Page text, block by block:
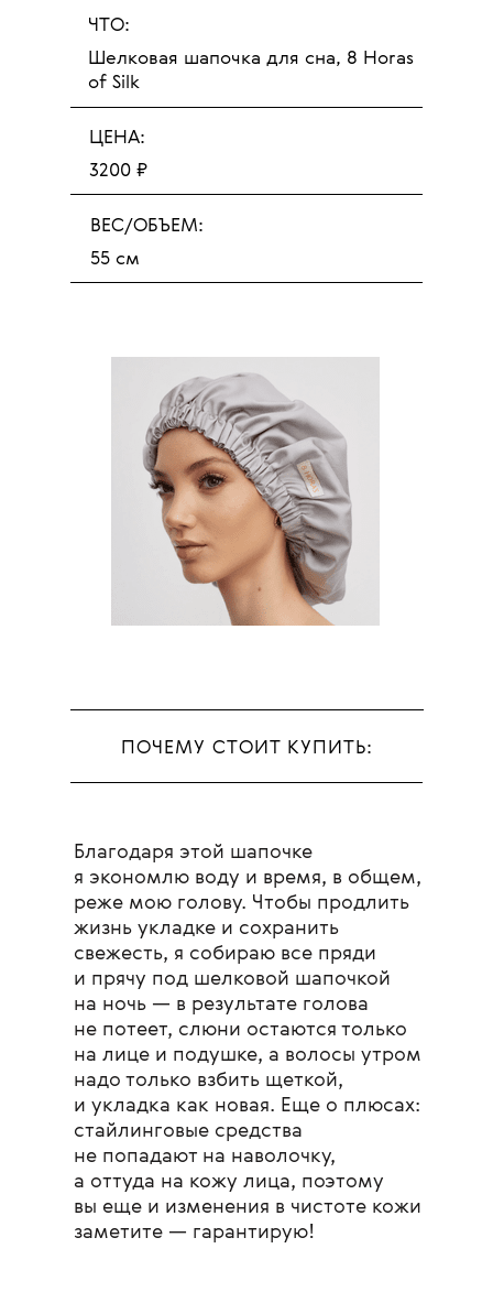
ЧТО:
Шелковая шапочка для сна, 8 Horas
of Silk
ЦЕНА:
3200 ₽
ВЕС/ОБЪЕМ:
55 см
ПОЧЕМУ СТОИТ КУПИТЬ:
Благодаря этой шапочке
я экономлю воду и время, в общем,
реже мою голову. Чтобы продлить
жизнь укладке и сохранить
свежесть, я собираю все пряди
и прячу под шелковой шапочкой
на ночь — в результате голова
не потеет, слюни остаются только
на лице и подушке, а волосы утром
надо только взбить щеткой,
и укладка как новая. Еще о плюсах:
стайлинговые средства
не попадают на наволочку,
а оттуда на кожу лица, поэтому
вы еще и изменения в чистоте кожи
заметите — гарантирую!